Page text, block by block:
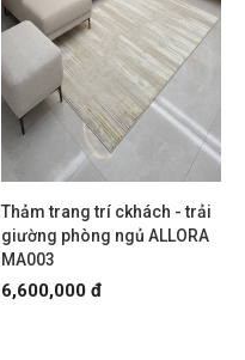
Thảm trang trí ckhách - trải
giường phòng ngủ ALLORA
MA003
6,600,000 đ